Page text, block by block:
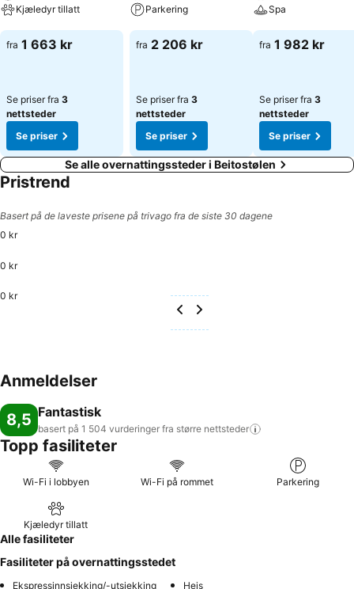
Kjæledyr tillatt
Se priser
fra 1 663 kr
Se priser fra 3
nettsteder
Se priser
Parkering
Se priser
fra 2 206 kr
Se priser fra 3
nettsteder
Se priser
Spa
Se priser
fra 1 982 kr
Se priser fra 3
nettsteder
Se priser
Se alle overnattingssteder i Beitostølen
Pristrend
Basert på de laveste prisene på trivago fra de siste 30 dagene
0 kr
0 kr
0 kr
Anmeldelser
8,5 Fantastisk
basert på 1 504 vurderinger fra større nettsteder
Topp fasiliteter
Wi-Fi i lobbyen Wi-Fi på rommet Parkering
Kjæledyr tillatt
Alle fasiliteter
Fasiliteter på overnattingsstedet
Ekspressinnsjekking/-utsjekking Heis